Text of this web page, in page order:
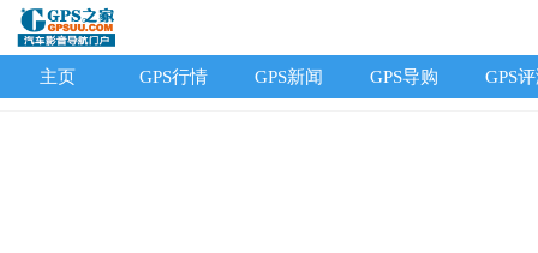
主页 GPS行情 GPS新闻 GPS导购 GPS